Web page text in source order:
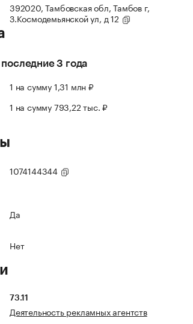
392020, Тамбовская обл, Тамбов г,
З.Космодемьянской ул, д 12
3 года
1 на сумму 1,31 млн ₽
1 на сумму 793,22 тыс. ₽
1074144344
Да
Нет
73.11
Деятельность рекламных агентств